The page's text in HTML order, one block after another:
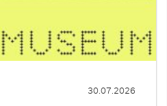
30.07.2026